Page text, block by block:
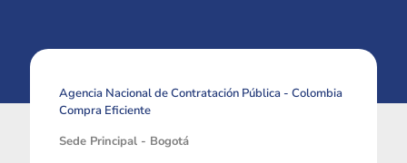
Agencia Nacional de Contratación Pública - Colombia
Compra Eficiente
Sede Principal - Bogotá